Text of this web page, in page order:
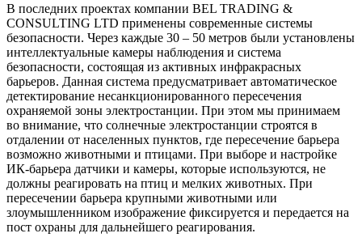
В последних проектах компании BEL TRADING &
CONSULTING LTD применены современные системы
безопасности. Через каждые 30 – 50 метров были установлены
интеллектуальные камеры наблюдения и система
безопасности, состоящая из активных инфракрасных
барьеров. Данная система предусматривает автоматическое
детектирование несанкционированного пересечения
охраняемой зоны электростанции. При этом мы принимаем
во внимание, что солнечные электростанции строятся в
отдалении от населенных пунктов, где пересечение барьера
возможно животными и птицами. При выборе и настройке
ИК-барьера датчики и камеры, которые используются, не
должны реагировать на птиц и мелких животных. При
пересечении барьера крупными животными или
злоумышленником изображение фиксируется и передается на
пост охраны для дальнейшего реагирования.